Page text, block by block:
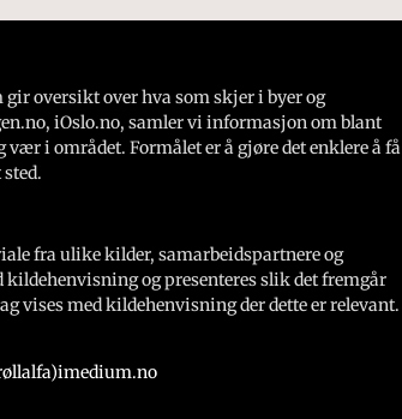
oversikt over hva som skjer i byer og
iOslo.no, samler vi informasjon om blant
i området. Formålet er å gjøre det enklere å få
fra ulike kilder, samarbeidspartnere og
og presenteres slik det fremgår
vises med kildehenvisning der dette er relevant.